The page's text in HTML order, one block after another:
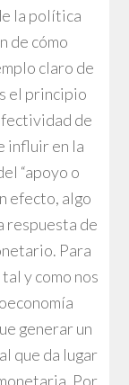
la política
de cómo
claro de
el principio
de
influir en la
“apoyo o
efecto, algo
respuesta de
Para
y como nos
generar un
que da lugar
Por